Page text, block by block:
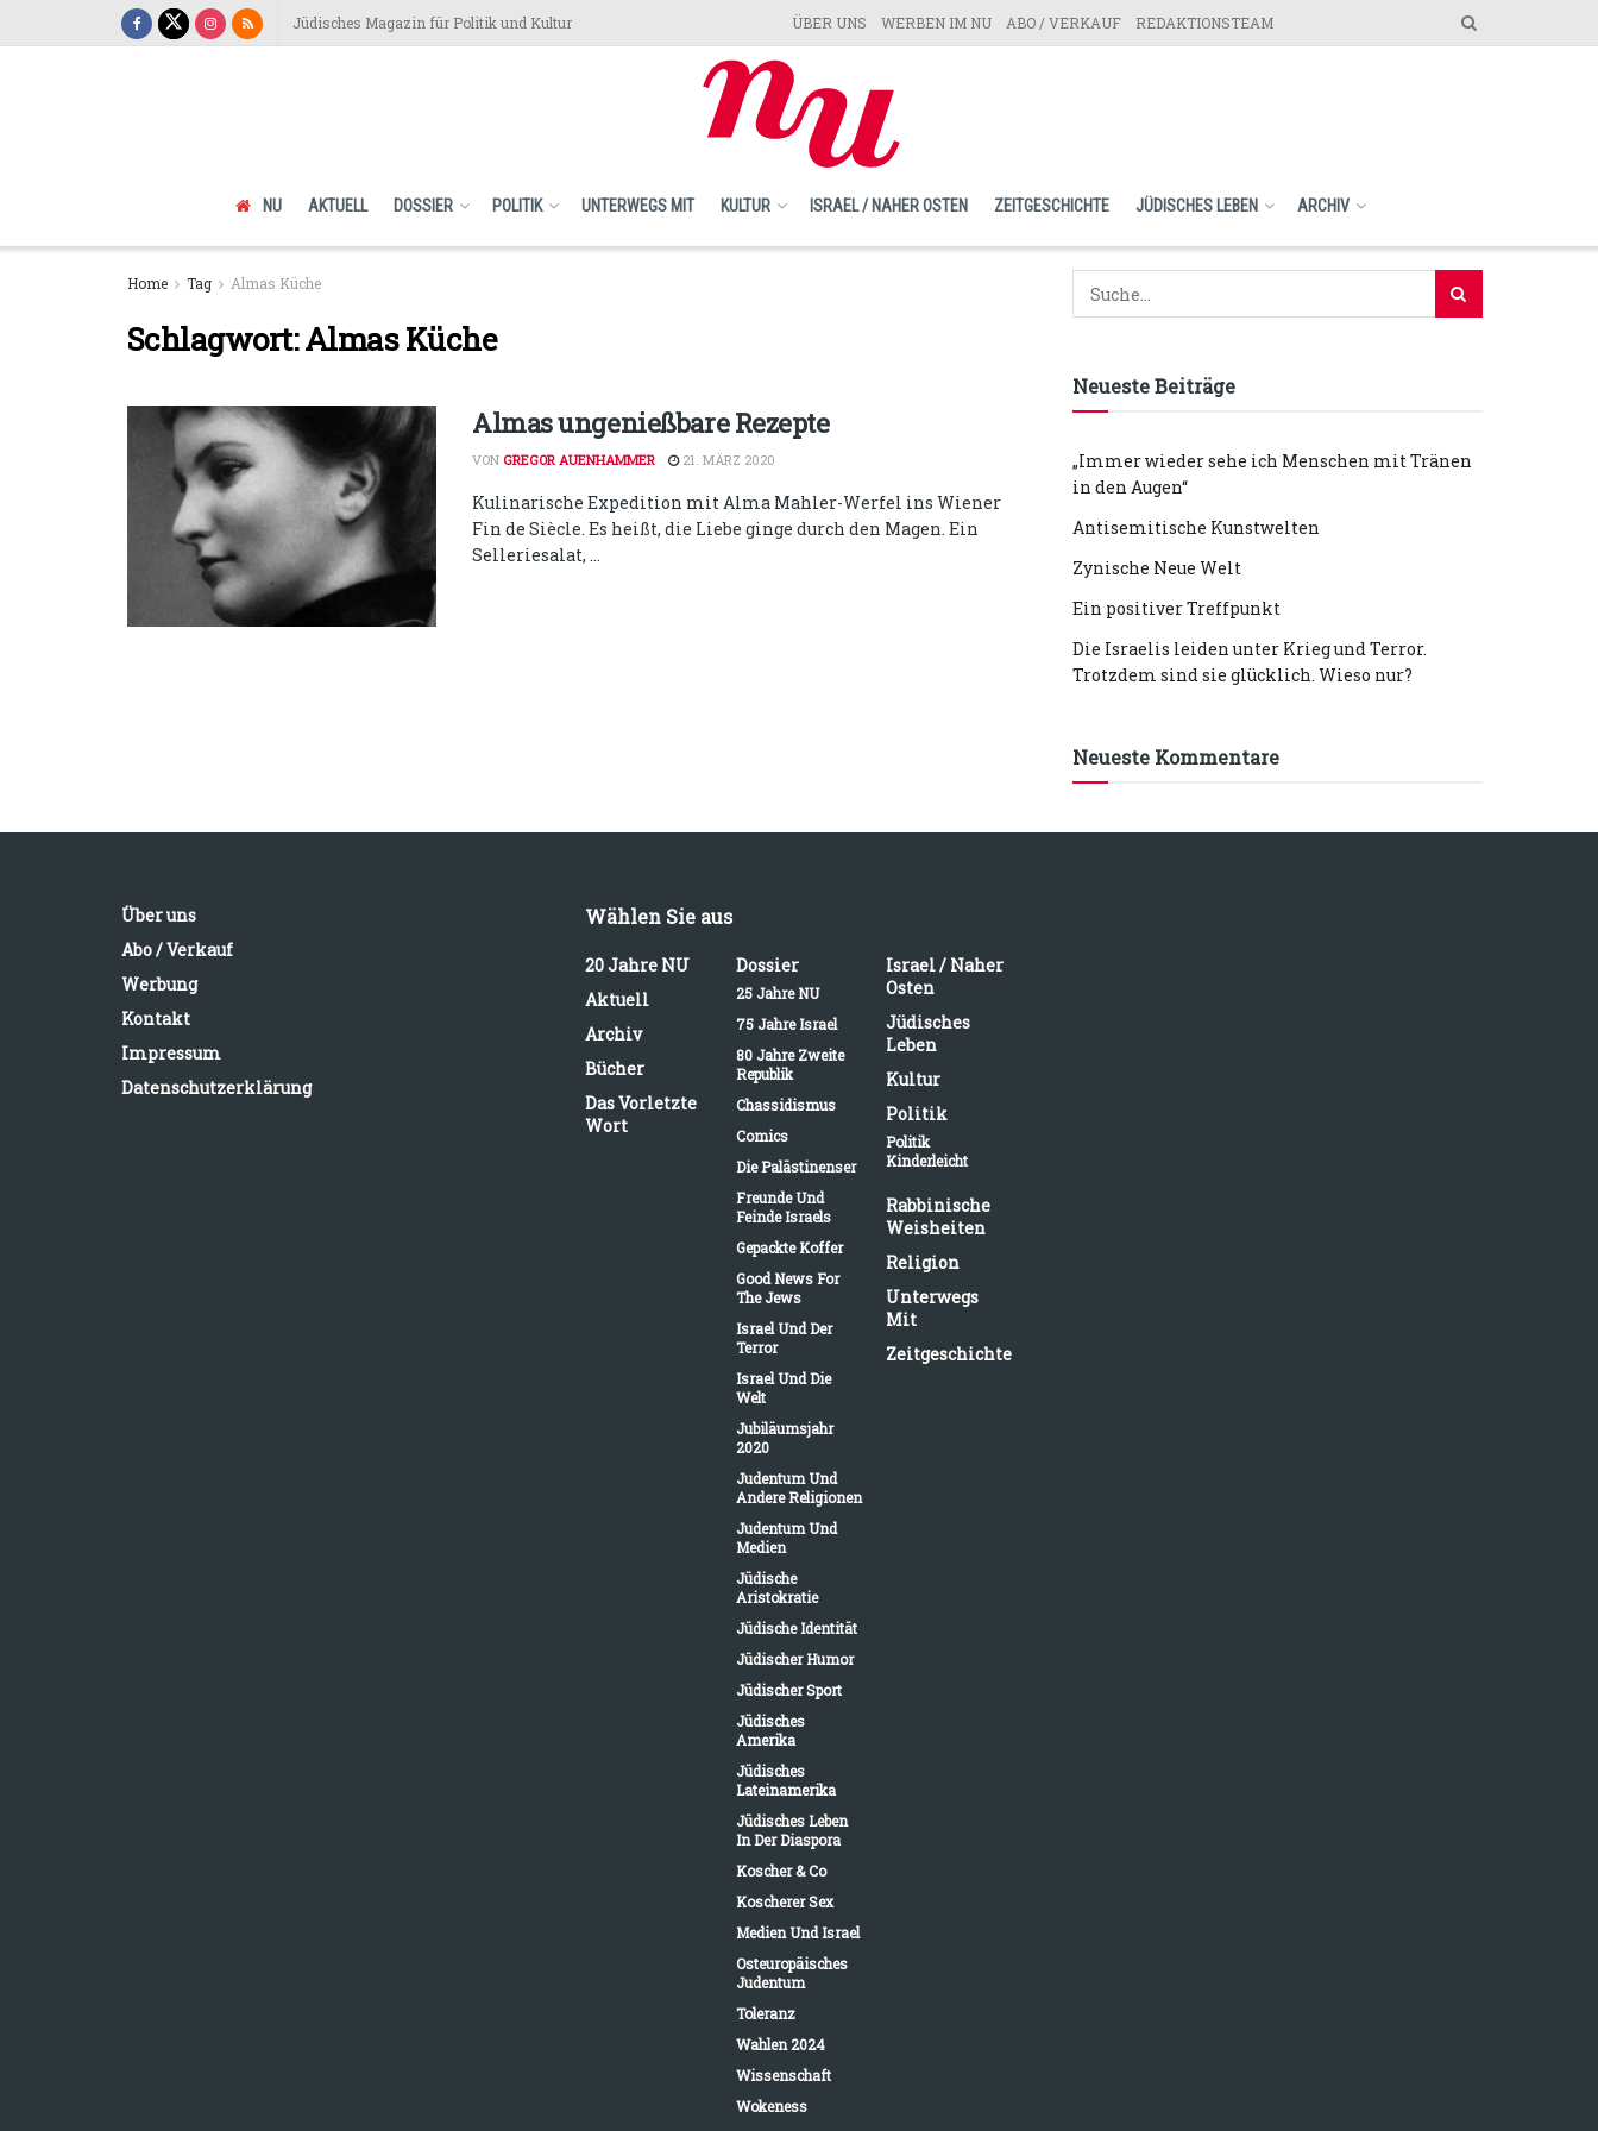
Jüdisches Magazin für Politik und Kultur ÜBER UNS WERBEN IM NU ABO / VERKAUF REDAKTIONSTEAM
NU AKTUELL DOSSIER POLITIK UNTERWEGS MIT KULTUR ISRAEL / NAHER OSTEN ZEITGESCHICHTE JÜDISCHES LEBEN ARCHIV
Home Tag Almas Küche
Schlagwort:Almas Küche
Almas ungenießbare Rezepte
VON GREGOR AUENHAMMER 21. MÄRZ 2020
Kulinarische Expedition mit Alma Mahler-Werfel ins Wiener
Fin de Siècle. Es heißt, die Liebe ginge durch den Magen. Ein
Selleriesalat, ...
Neueste Beiträge
„Immer wieder sehe ich Menschen mit Tränen
in den Augen“
Antisemitische Kunstwelten
Zynische Neue Welt
Ein positiver Treffpunkt
Die Israelis leiden unter Krieg und Terror.
Trotzdem sind sie glücklich. Wieso nur?
Neueste Kommentare
Über uns
Abo / Verkauf
Werbung
Kontakt
Impressum
Datenschutzerklärung
Wählen Sie aus
20 Jahre NU
Aktuell
Archiv
Bücher
Das Vorletzte
Wort
Dossier
25 Jahre NU
75 Jahre Israel
80 Jahre Zweite
Republik
Chassidismus
Comics
Die Palästinenser
Freunde Und
Feinde Israels
Gepackte Koffer
Good News For
The Jews
Israel Und Der
Terror
Israel Und Die
Welt
Jubiläumsjahr
2020
Judentum Und
Andere Religionen
Judentum Und
Medien
Jüdische
Aristokratie
Jüdische Identität
Jüdischer Humor
Jüdischer Sport
Jüdisches
Amerika
Jüdisches
Lateinamerika
Jüdisches Leben
In Der Diaspora
Koscher & Co
Koscherer Sex
Medien Und Israel
Osteuropäisches
Judentum
Toleranz
Wahlen 2024
Wissenschaft
Wokeness
Israel / Naher
Osten
Jüdisches
Leben
Kultur
Politik
Politik
Kinderleicht
Rabbinische
Weisheiten
Religion
Unterwegs
Mit
Zeitgeschichte